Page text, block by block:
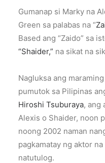
Gumanap si Marky na
Green sa palabas na “
Based ang “Zaido” sa
“Shaider,” na sikat na
Nagluksa ang
pumutok sa Pilipinas
Hiroshi Tsuburaya, ang
Alexis o Shaider, noon
noong 2002 naman
pagkamatay ng aktor
natutulog.